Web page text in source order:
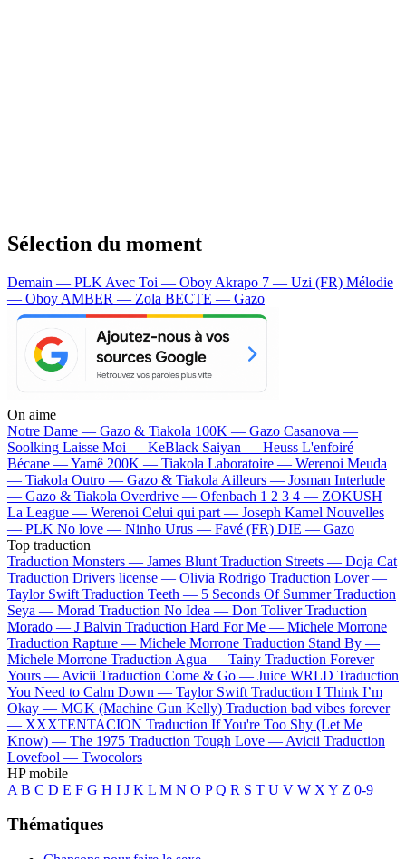
Sélection du moment
Demain — PLK Avec Toi — Oboy Akrapo 7 — Uzi (FR) Mélodie
— Oboy AMBER — Zola BECTE — Gazo
On aime
Notre Dame — Gazo & Tiakola 100K — Gazo Casanova —
Soolking Laisse Moi — KeBlack Saiyan — Heuss L'enfoiré
Bécane —Yamê 200K — Tiakola Laboratoire — Werenoi Meuda
— Tiakola Outro — Gazo & Tiakola Ailleurs — Josman Interlude
— Gazo & Tiakola Overdrive — Ofenbach 1 2 3 4 — ZOKUSH
La League — Werenoi Celui qui part — Joseph Kamel Nouvelles
— PLK No love — Ninho Urus — Favé (FR) DIE — Gazo
Top traduction
Traduction Monsters — James Blunt Traduction Streets — Doja Cat
Traduction Drivers license — Olivia Rodrigo Traduction Lover —
Taylor Swift Traduction Teeth — 5 Seconds Of Summer Traduction
Seya — Morad Traduction No Idea — Don Toliver Traduction
Morado — J Balvin Traduction Hard For Me — Michele Morrone
Traduction Rapture — Michele Morrone Traduction Stand By —
Michele Morrone Traduction Agua — Tainy Traduction Forever
Yours — Avicii Traduction Come & Go — Juice WRLD Traduction
You Need to Calm Down — Taylor Swift Traduction I Think I’m
Okay — MGK (Machine Gun Kelly) Traduction bad vibes forever
— XXXTENTACION Traduction If You're Too Shy (Let Me
Know) — The 1975 Traduction Tough Love — Avicii Traduction
Lovefool — Twocolors
HP mobile
A B C D E F G H I J K L M N O P Q R S T U V W X Y Z 0-9
Thématiques